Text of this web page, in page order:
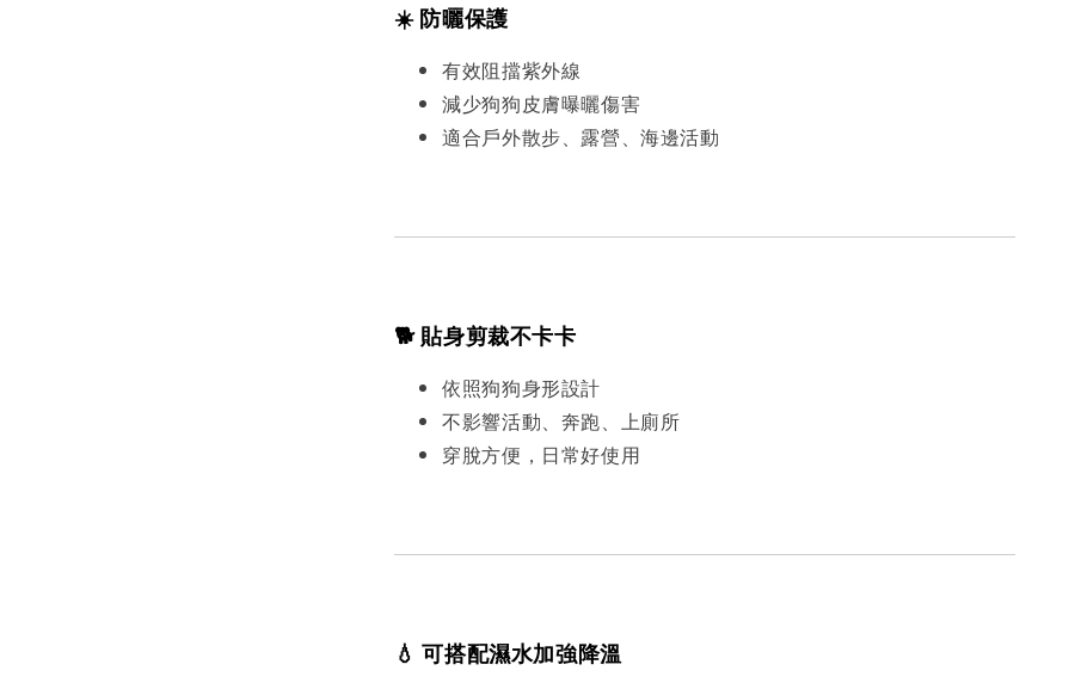
☀️ 防曬保護
有效阻擋紫外線
減少狗狗皮膚曝曬傷害
適合戶外散步、露營、海邊活動
🐕 貼身剪裁不卡卡
依照狗狗身形設計
不影響活動、奔跑、上廁所
穿脫方便，日常好使用
💧 可搭配濕水加強降溫